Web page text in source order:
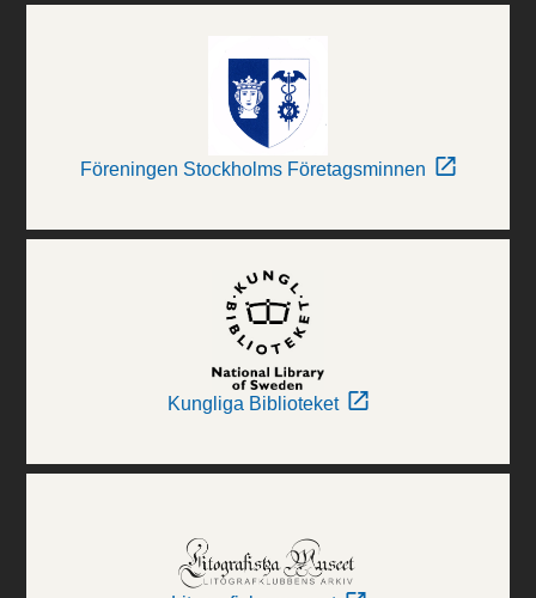
Föreningen Stockholms Företagsminnen
Kungliga Biblioteket